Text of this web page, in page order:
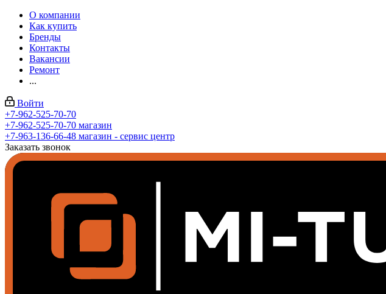
О компании
Как купить
Бренды
Контакты
Вакансии
Ремонт
...
Войти
+7-962-525-70-70
+7-962-525-70-70 магазин
+7-963-136-66-48 магазин - сервис центр
Заказать звонок